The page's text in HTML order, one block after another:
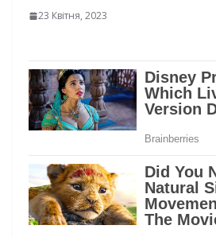
23 Квітня, 2023